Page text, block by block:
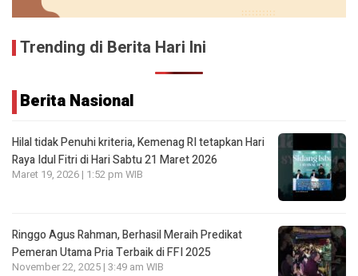
Trending di Berita Hari Ini
Berita Nasional
Hilal tidak Penuhi kriteria, Kemenag RI tetapkan Hari
Raya Idul Fitri di Hari Sabtu 21 Maret 2026
Maret 19, 2026 | 1:52 pm WIB
Ringgo Agus Rahman, Berhasil Meraih Predikat
Pemeran Utama Pria Terbaik di FFI 2025
November 22, 2025 | 3:49 am WIB